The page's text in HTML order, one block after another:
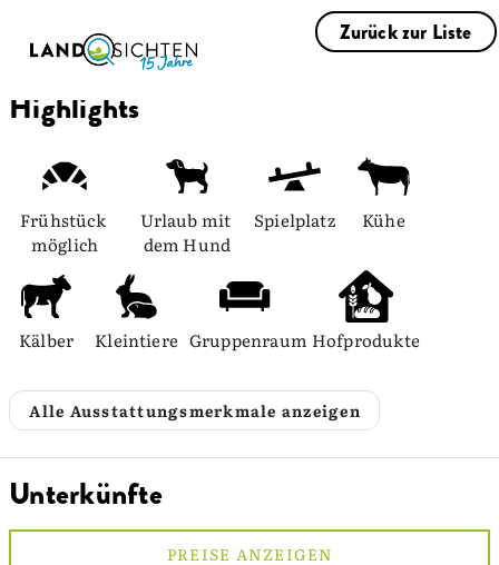
Zurück zur Liste
Highlights
Frühstück
möglich
Urlaub mit
dem Hund
Spielplatz Kühe
Kälber Kleintiere Gruppenraum Hofprodukte
Alle Ausstattungsmerkmale anzeigen
Unterkünfte
PREISE ANZEIGEN